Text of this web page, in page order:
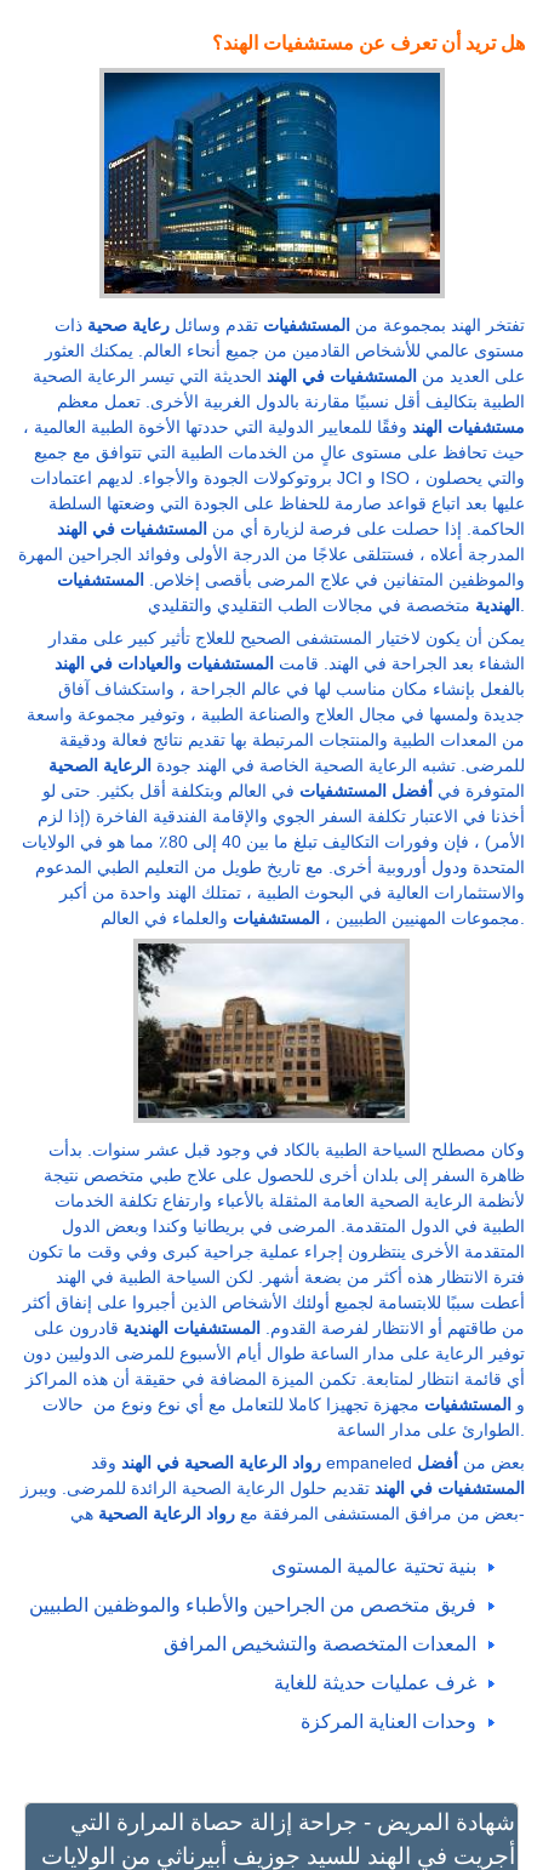
هل تريد أن تعرف عن مستشفيات الهند؟
تفتخر الهند بمجموعة من المستشفيات تقدم وسائل رعاية صحية ذات
مستوى عالمي للأشخاص القادمين من جميع أنحاء العالم. يمكنك العثور
على العديد من المستشفيات في الهند الحديثة التي تيسر الرعاية الصحية
الطبية بتكاليف أقل نسبيًا مقارنة بالدول الغربية الأخرى. تعمل معظم
مستشفيات الهند وفقًا للمعايير الدولية التي حددتها الأخوة الطبية العالمية ،
حيث تحافظ على مستوى عالٍ من الخدمات الطبية التي تتوافق مع جميع
بروتوكولات الجودة والأجواء. لديهم اعتمادات JCI و ISO ، والتي يحصلون
عليها بعد اتباع قواعد صارمة للحفاظ على الجودة التي وضعتها السلطة
الحاكمة. إذا حصلت على فرصة لزيارة أي من المستشفيات في الهند
المدرجة أعلاه ، فستتلقى علاجًا من الدرجة الأولى وفوائد الجراحين المهرة
والموظفين المتفانين في علاج المرضى بأقصى إخلاص.
المستشفيات
الهندية
يمكن أن يكون لاختيار المستشفى الصحيح للعلاج تأثير كبير على مقدار
الشفاء بعد الجراحة في الهند. قامت المستشفيات والعيادات في الهند
بالفعل بإنشاء مكان مناسب لها في عالم الجراحة ، واستكشاف آفاق
جديدة ولمسها في مجال العلاج والصناعة الطبية ، وتوفير مجموعة واسعة
من المعدات الطبية والمنتجات المرتبطة بها تقديم نتائج فعالة ودقيقة
للمرضى. تشبه الرعاية الصحية الخاصة في الهند جودة الرعاية الصحية
المتوفرة في أفضل المستشفيات في العالم وبتكلفة أقل بكثير. حتى لو
أخذنا في الاعتبار تكلفة السفر الجوي والإقامة الفندقية الفاخرة (إذا لزم
الأمر) ، فإن وفورات التكاليف تبلغ ما بين 40 إلى 80٪ مما هو في الولايات
المتحدة ودول أوروبية أخرى. مع تاريخ طويل من التعليم الطبي المدعوم
والاستثمارات العالية في البحوث الطبية ، تمتلك الهند واحدة من أكبر
مجموعات المهنيين الطبيين ، المستشفيات
وكان مصطلح السياحة الطبية بالكاد في وجود قبل عشر سنوات. بدأت
ظاهرة السفر إلى بلدان أخرى للحصول على علاج طبي متخصص نتيجة
لأنظمة الرعاية الصحية العامة المثقلة بالأعباء وارتفاع تكلفة الخدمات
الطبية في الدول المتقدمة. المرضى في بريطانيا وكندا وبعض الدول
المتقدمة الأخرى ينتظرون إجراء عملية جراحية كبرى وفي وقت ما تكون
فترة الانتظار هذه أكثر من بضعة أشهر. لكن السياحة الطبية في الهند
أعطت سببًا للابتسامة لجميع أولئك الأشخاص الذين أجبروا على إنفاق أكثر
من طاقتهم أو الانتظار لفرصة القدوم.
المستشفيات الهندية قادرون على
توفير الرعاية على مدار الساعة طوال أيام الأسبوع للمرضى الدوليين دون
أي قائمة انتظار لمتابعة. تكمن الميزة المضافة في حقيقة أن هذه المراكز
و المستشفيات مجهزة تجهيزا كاملا للتعامل مع أي نوع ونوع من حالات
رواد الرعاية الصحية في الهند
وقد empaneled بعض من أفضل
المستشفيات في الهند تقديم حلول الرعاية الصحية الرائدة للمرضى. ويبرز
بعض من مرافق المستشفى المرفقة مع رواد الرعاية الصحية هي-
بنية تحتية عالمية المستوى
فريق متخصص من الجراحين والأطباء والموظفين الطبيين
المعدات المتخصصة والتشخيص المرافق
غرف عمليات حديثة للغاية
وحدات العناية المركزة
شهادة المريض - جراحة إزالة حصاة المرارة التي
أجريت في الهند للسيد جوزيف أبيرناثي من الولايات